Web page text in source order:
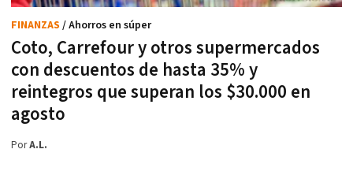
Coto, Carrefour y otros supermercados
con descuentos de hasta 35% y
reintegros que superan los $30.000 en
agosto
FINANZAS / Ahorros en súper
PorA.L.